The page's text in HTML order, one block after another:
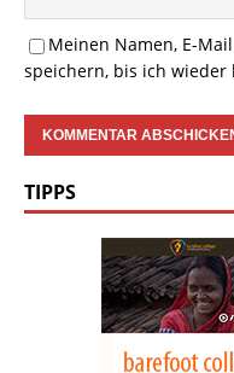
Meinen Namen, E-
speichern, bis ich wieder
TIPPS